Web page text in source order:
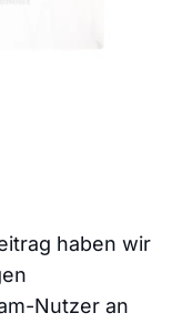
haben wir
Nutzer an